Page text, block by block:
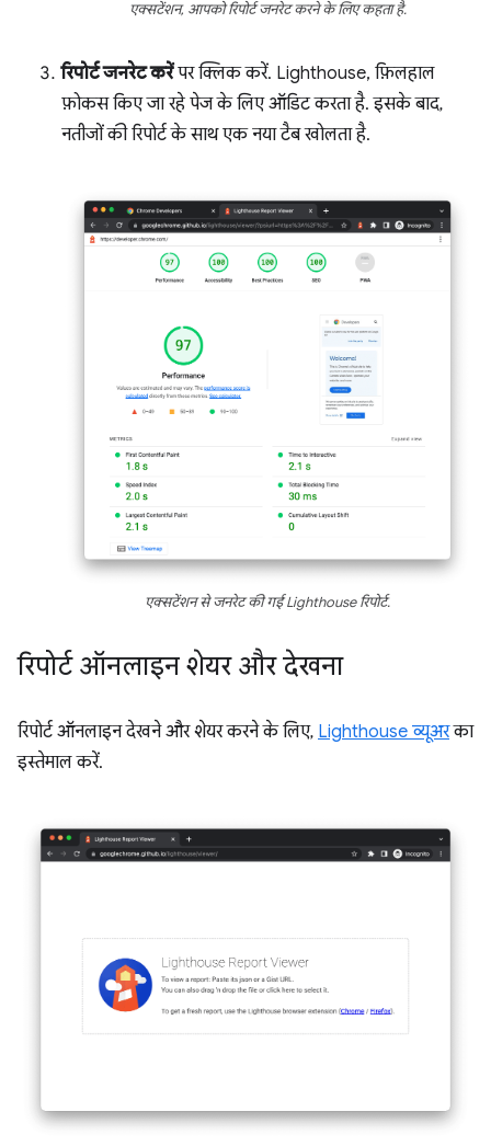
एक्सटेंशन, आपको रिपोर्ट जनरेट करने के लिए कहता है.
रिपोर्ट जनरेट करेंपर क्लिक करें. Lighthouse, फ़िलहाल
फ़ोकस किए जा रहे पेज के लिए ऑडिट करता है. इसके बाद,
नतीजों की रिपोर्ट के साथ एक नया टैब खोलता है.
एक्सटेंशन से जनरेट की गई Lighthouse रिपोर्ट.
रिपोर्ट ऑनलाइन शेयर और देखना
रिपोर्ट ऑनलाइन देखने और शेयर करने के लिए, Lighthouse व्यूअरका
इस्तेमाल करें.